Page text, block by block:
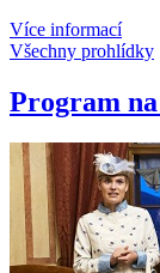
Více informací
Všechny prohlídky
Program